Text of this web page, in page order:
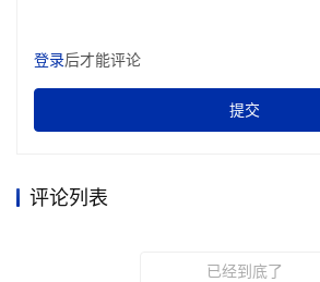
登录后才能评论
提交
评论列表
已经到底了